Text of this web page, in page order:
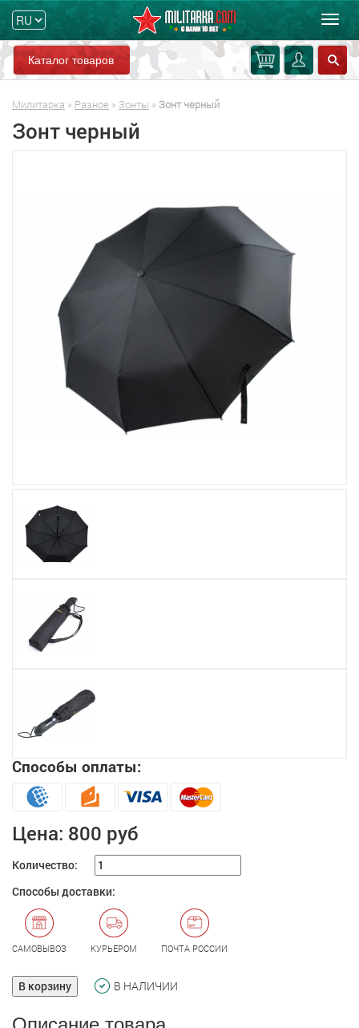
Каталог товаров
Милитарка » Разное » Зонты » Зонт черный
Зонт черный
Способы оплаты:
Цена: 800 руб
Количество:
Способы доставки:
САМОВЫВОЗ КУРЬЕРОМ ПОЧТА РОССИИ
В корзину В НАЛИЧИИ